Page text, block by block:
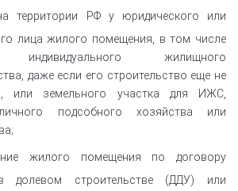
территории РФ у юридического или
лица жилого помещения, в том числе
индивидуального жилищного
даже если его строительство еще не
или земельного участка для ИЖС,
подсобного хозяйства или
жилого помещения по договору
долевом строительстве (ДДУ) или